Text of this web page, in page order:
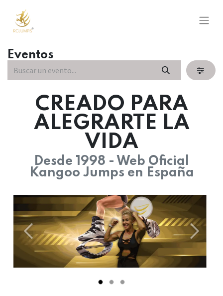
Eventos
CREADO PARA
ALEGRARTE LA
VIDA
Desde 1998 - Web Oficial
Kangoo Jumps en España
Anterior